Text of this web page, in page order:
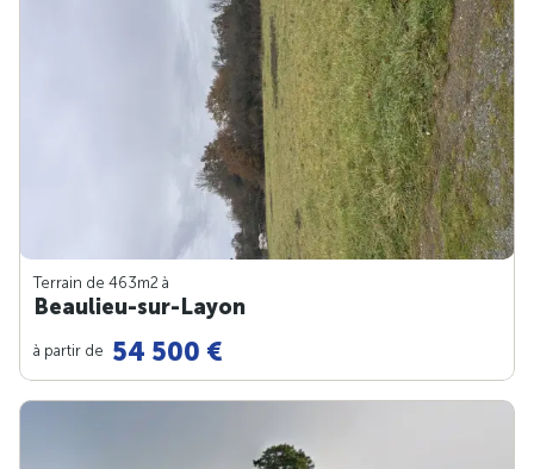
Terrain de 463m2 à
Beaulieu-sur-Layon
à partir de 54 500 €